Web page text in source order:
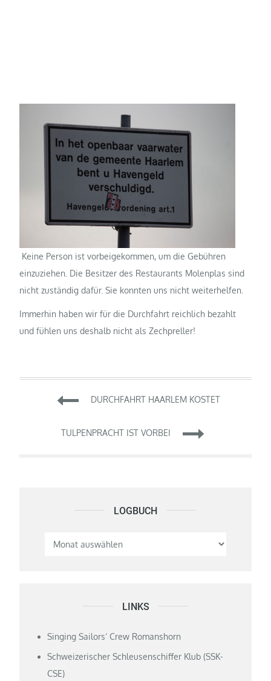
Keine Person ist vorbeigekommen, um die Gebühren
einzuziehen. Die Besitzer des Restaurants Molenplas sind
nicht zuständig dafür. Sie konnten uns nicht weiterhelfen.
Immerhin haben wir für die Durchfahrt reichlich bezahlt
und fühlen uns deshalb nicht als Zechpreller!
Beitragsnavigation
DURCHFAHRT HAARLEM KOSTET
TULPENPRACHT IST VORBEI
LOGBUCH Logbuch
LINKS
Singing Sailors‘ Crew Romanshorn
Schweizerischer Schleusenschiffer Klub (SSK-
CSE)